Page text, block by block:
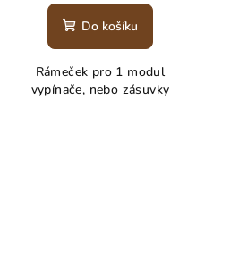
Do košíku
Rámeček pro 1 modul
vypínače, nebo zásuvky